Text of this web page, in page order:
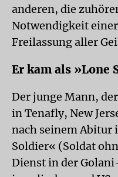
anderen, die
Notwendigkeit
Freilassung aller
Er kam als »Lone
Der junge Mann,
in Tenafly, New
nach seinem Abitur
Soldier« (Soldat
Dienst in der